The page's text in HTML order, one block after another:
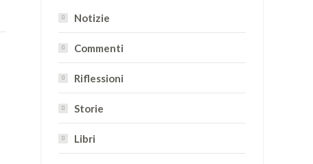
Notizie
Commenti
Riflessioni
Storie
Libri